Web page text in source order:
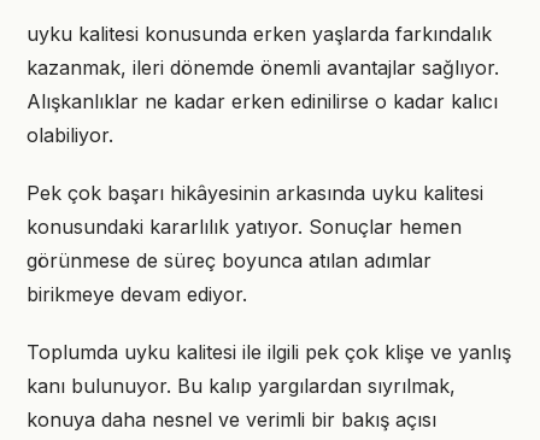
uyku kalitesi konusunda erken yaşlarda farkındalık
kazanmak, ileri dönemde önemli avantajlar sağlıyor.
Alışkanlıklar ne kadar erken edinilirse o kadar kalıcı
olabiliyor.
Pek çok başarı hikâyesinin arkasında uyku kalitesi
konusundaki kararlılık yatıyor. Sonuçlar hemen
görünmese de süreç boyunca atılan adımlar
birikmeye devam ediyor.
Toplumda uyku kalitesi ile ilgili pek çok klişe ve yanlış
kanı bulunuyor. Bu kalıp yargılardan sıyrılmak,
konuya daha nesnel ve verimli bir bakış açısı